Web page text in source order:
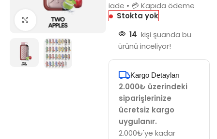
Büyütmek için tıkla
iade • 💳 Kapıda ödeme
Stokta yok
14 kişi şuanda bu
ürünü inceliyor!
Kargo Detayları
2.000₺ üzerindeki
siparişlerinize
ücretsiz kargo
uygulanır.
2.000₺'ye kadar